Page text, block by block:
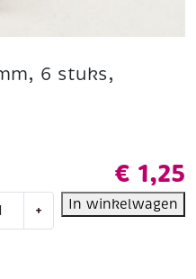
6 stuks,
€ 1,25
+ In winkelwagen